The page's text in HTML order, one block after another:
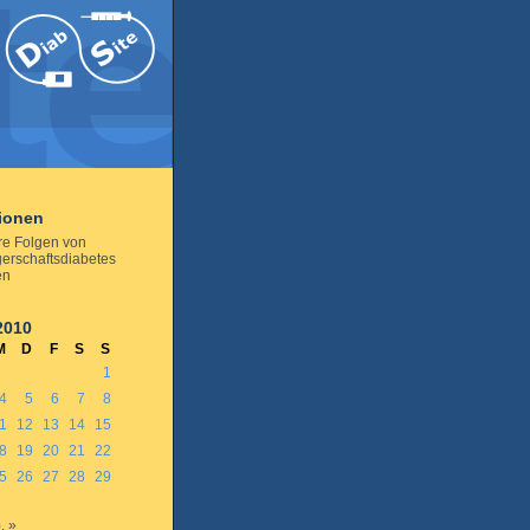
Folgen von
D F S
S
1
4 5 6 7
8
12 13 14
15
19 20 21
22
26 27 28
29
»